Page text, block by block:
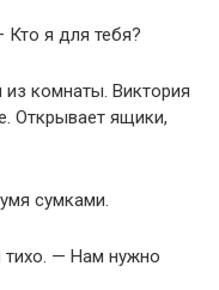
я для тебя?
комнаты. Виктория
Открывает ящики,
сумками.
— Нам нужно